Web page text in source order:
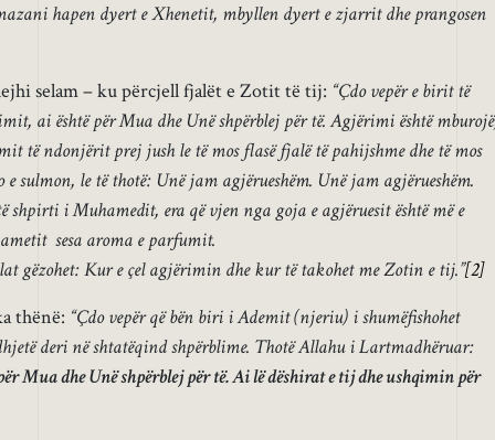
hapen dyert e Xhenetit, mbyllen dyert e zjarrit dhe prangosen
selam – ku përcjell fjalët e Zotit të tij: “Çdo vepër e birit të
ai është për Mua dhe Unë shpërblej për të. Agjërimi është
të ndonjërit prej jush le të mos flasë fjalë të pahijshme dhe të mos
e sulmon, le të thotë: Unë jam agjërueshëm. Unë jam agjërueshëm.
shpirti i Muhamedit, era që vjen nga goja e agjëruesit është më e
sesa aroma e parfumit.
gëzohet: Kur e çel agjërimin dhe kur të takohet me Zotin e tij.”[2]
thënë: “Çdo vepër që bën biri i Ademit (njeriu) i shumëfishohet
deri në shtatëqind shpërblime. Thotë Allahu i Lartmadhëruar:
Mua dhe Unë shpërblej për të. Ai lë dëshirat e tij dhe ushqimin për